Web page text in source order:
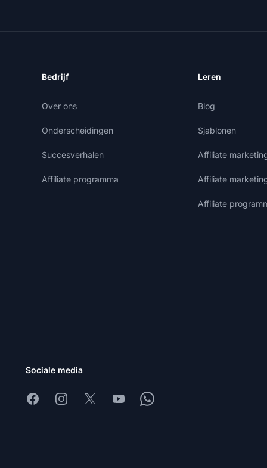
Bedrijf
Over ons
Onderscheidingen
Succesverhalen
Affiliate programma
Leren
Blog
Sjablonen
Affiliate
Affiliate
Affiliate
Sociale media
FacebookInstagram
X YoutubeWhatsapp